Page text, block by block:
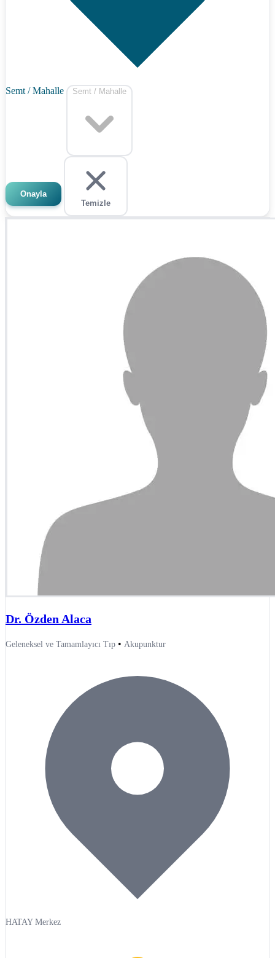
Semt / Mahalle Semt / Mahalle
Onayla
Temizle
Dr. Özden Alaca
Geleneksel ve Tamamlayıcı Tıp • Akupunktur
HATAY Merkez